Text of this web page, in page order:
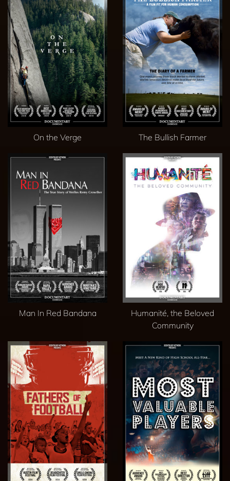
On the Verge The Bullish Farmer
Man In Red Bandana
Humanité, the Beloved
Community